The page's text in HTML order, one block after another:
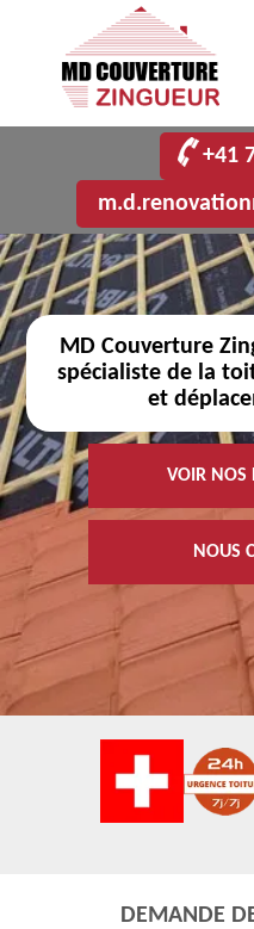
+41
MD Couverture
spécialiste de la
et
VOIR NOS
NOUS
DEMANDE